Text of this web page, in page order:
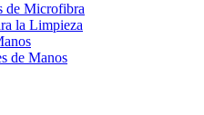
de Microfibra
la Limpieza
de Manos